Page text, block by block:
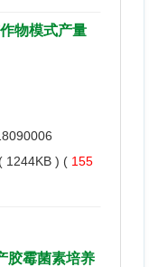
物模式产量
( 1244KB ) ( 155
胶霉菌素培养